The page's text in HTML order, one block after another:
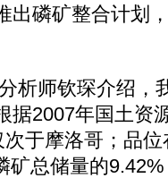
出磷矿整合计划
师钦琛介绍，
据2007年国土资
于摩洛哥；品
矿总储量的